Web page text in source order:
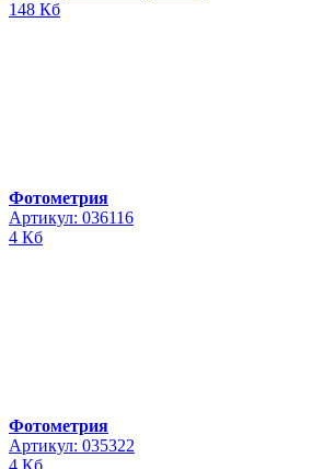
148 Кб
Фотометрия
Артикул: 036116
4 Кб
Фотометрия
Артикул: 035322
4 Кб